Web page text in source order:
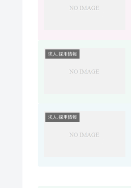
求人,採用情報
求人,採用情報